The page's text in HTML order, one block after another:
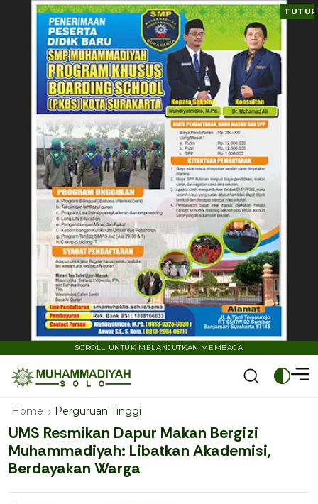
TUTUP
SCROLL UNTUK MELANJUTKAN MEMBACA
Home Perguruan Tinggi
UMS Resmikan Dapur Makan Bergizi
Muhammadiyah: Libatkan Akademisi,
Berdayakan Warga